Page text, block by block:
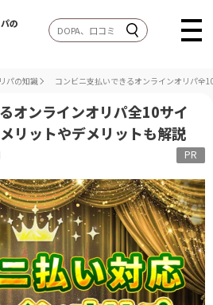
の
パの知識 コンビニ支払いできるオンラインオリパ全
オンラインオリパ全10サイ
リットやデメリットも解説
PR